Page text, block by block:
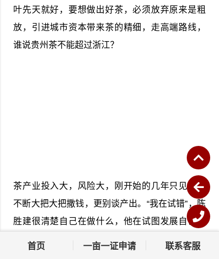
首页 一亩一证申请 联系客服
叶先天就好，要想做出好茶，必须放弃原来是粗
放，引进城市资本带来茶的精细，走高端路线，
谁说贵州茶不能超过浙江？
茶产业投入大，风险大，刚开始的几年只见源源
不断大把大把撒钱，更别谈产出。“我在试错”，陈
胜建很清楚自己在做什么，他在试图发展自己的
产业，也在做很多新品种的试验，这是很多人不